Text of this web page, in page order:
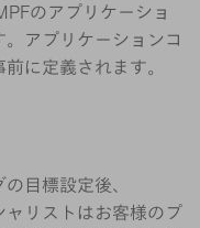
のアプリケーショ
アプリケーションコ
に定義されます。
目標設定後、
ャリストはお客様のプ